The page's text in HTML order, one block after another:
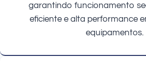
garantindo funcionamento
eficiente e alta performance
equipamentos.